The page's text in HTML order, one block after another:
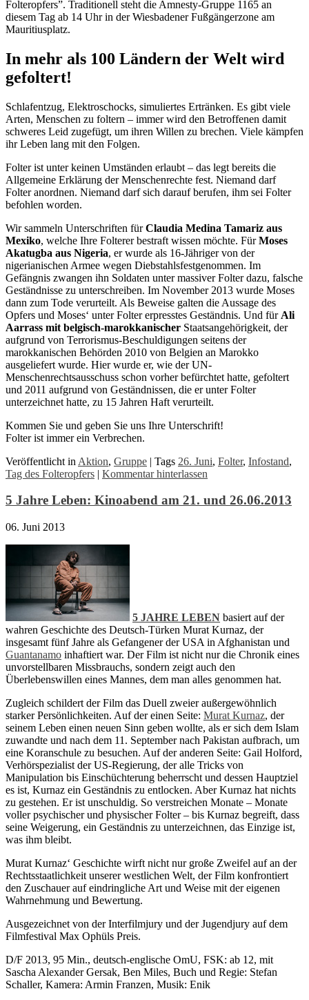
Folteropfers”. Traditionell steht die Amnesty-Gruppe 1165 an
diesem Tag ab 14 Uhr in der Wiesbadener Fußgängerzone am
Mauritiusplatz.
In mehr als 100 Ländern der Welt wird
gefoltert!
Schlafentzug, Elektroschocks, simuliertes Ertränken. Es gibt viele
Arten, Menschen zu foltern – immer wird den Betroffenen damit
schweres Leid zugefügt, um ihren Willen zu brechen. Viele kämpfen
ihr Leben lang mit den Folgen.
Folter ist unter keinen Umständen erlaubt – das legt bereits die
Allgemeine Erklärung der Menschenrechte fest. Niemand darf
Folter anordnen. Niemand darf sich darauf berufen, ihm sei Folter
befohlen worden.
Wir sammeln Unterschriften fürClaudia Medina Tamariz aus
Mexiko, welche Ihre Folterer bestraft wissen möchte. FürMoses
Akatugba aus Nigeria, er wurde als 16-Jähriger von der
nigerianischen Armee wegen Diebstahlsfestgenommen. Im
Gefängnis zwangen ihn Soldaten unter massiver Folter dazu, falsche
Geständnisse zu unterschreiben. Im November 2013 wurde Moses
dann zum Tode verurteilt. Als Beweise galten die Aussage des
Opfers und Moses‘ unter Folter erpresstes Geständnis. Und für Ali
Aarrass mit belgisch-marokkanischer Staatsangehörigkeit, der
aufgrund von Terrorismus-Beschuldigungen seitens der
marokkanischen Behörden 2010 von Belgien an Marokko
ausgeliefert wurde. Hier wurde er, wie der UN-
Menschenrechtsausschuss schon vorher befürchtet hatte, gefoltert
und 2011 aufgrund von Geständnissen, die er unter Folter
unterzeichnet hatte, zu 15 Jahren Haft verurteilt.
Kommen Sie und geben Sie uns Ihre Unterschrift!
Folter ist immer ein Verbrechen.
Veröffentlicht in Aktion, Gruppe | Tags 26. Juni, Folter, Infostand,
Tag des Folteropfers | Kommentar hinterlassen
5 Jahre Leben: Kinoabend am 21. und 26.06.2013
06. Juni 2013
5 JAHRE LEBEN basiert auf der
wahren Geschichte des Deutsch-Türken Murat Kurnaz, der
insgesamt fünf Jahre als Gefangener der USA in Afghanistan und
Guantanamo inhaftiert war. Der Film ist nicht nur die Chronik eines
unvorstellbaren Missbrauchs, sondern zeigt auch den
Überlebenswillen eines Mannes, dem man alles genommen hat.
Zugleich schildert der Film das Duell zweier außergewöhnlich
starker Persönlichkeiten. Auf der einen Seite: Murat Kurnaz, der
seinem Leben einen neuen Sinn geben wollte, als er sich dem Islam
zuwandte und nach dem 11. September nach Pakistan aufbrach, um
eine Koranschule zu besuchen. Auf der anderen Seite: Gail Holford,
Verhörspezialist der US-Regierung, der alle Tricks von
Manipulation bis Einschüchterung beherrscht und dessen Hauptziel
es ist, Kurnaz ein Geständnis zu entlocken. Aber Kurnaz hat nichts
zu gestehen. Er ist unschuldig. So verstreichen Monate – Monate
voller psychischer und physischer Folter – bis Kurnaz begreift, dass
seine Weigerung, ein Geständnis zu unterzeichnen, das Einzige ist,
was ihm bleibt.
Murat Kurnaz‘ Geschichte wirft nicht nur große Zweifel auf an der
Rechtsstaatlichkeit unserer westlichen Welt, der Film konfrontiert
den Zuschauer auf eindringliche Art und Weise mit der eigenen
Wahrnehmung und Bewertung.
Ausgezeichnet von der Interfilmjury und der Jugendjury auf dem
Filmfestival Max Ophüls Preis.
D/F 2013, 95 Min., deutsch-englische OmU, FSK: ab 12, mit
Sascha Alexander Gersak, Ben Miles, Buch und Regie: Stefan
Schaller, Kamera: Armin Franzen, Musik: Enik